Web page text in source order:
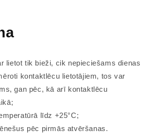
lietot tik bieži, cik nepieciešams dienas
kontaktlēcu lietotājiem, tos var
gan pēc, kā arī kontaktlēcu
līdz +25°C;
pēc pirmās atvēršanas.